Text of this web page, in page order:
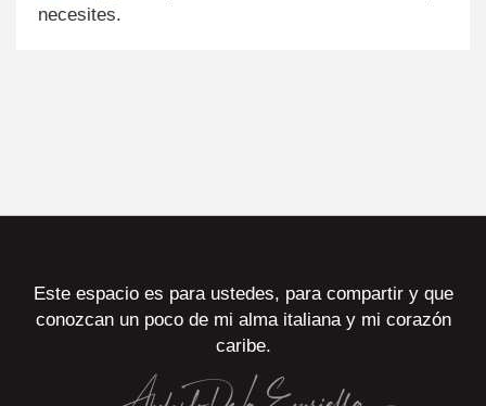
necesites.
Este espacio es para ustedes, para compartir y que
conozcan un poco de mi alma italiana y mi corazón
caribe.